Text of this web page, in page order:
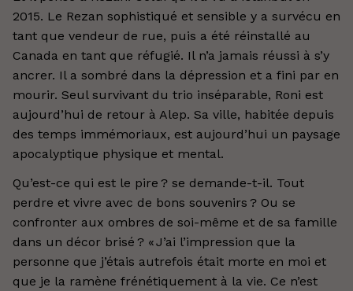
2015. Le Rezan sophistiqué et sensible y a survécu en
tant que vendeur de rue, puis a été réinstallé au
Canada en tant que réfugié. Il n’a jamais réussi à s’y
ancrer. Il a sombré dans la dépression et a fini par en
mourir. Seul survivant du trio inséparable, Roni est
aujourd’hui de retour à Alep. Sa ville, habitée depuis
des temps immémoriaux, est aujourd’hui un paysage
apocalyptique physique et mental.
Qu’est-ce qui est le pire ? se demande-t-il. Tout
perdre et vivre avec de bons souvenirs ? Ou se
confronter aux ombres de soi-même et de sa famille
dans un décor brisé ? « J’ai l’impression que la
personne que j’étais autrefois était morte en moi et
que je la ramène frénétiquement à la vie. Ce n’est